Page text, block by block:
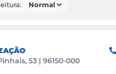
53 | 96150-000